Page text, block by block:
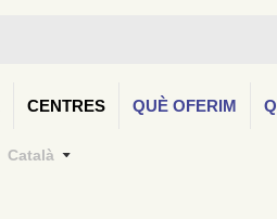
CENTRES QUÈ OFERIM
Català